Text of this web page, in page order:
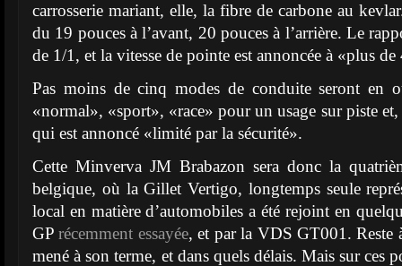
carrosserie mariant, elle, la fibre de carbone au
du 19 pouces à l’avant, 20 pouces à l’arrière. Le
de 1/1, et la vitesse de pointe est annoncée à «plus
Pas moins de cinq modes de conduite seront en
«normal», «sport», «race» pour un usage sur piste
qui est annoncé «limité par la sécurité».
Cette Minverva JM Brabazon sera donc la
belgique, où la Gillet Vertigo, longtemps seule
local en matière d’automobiles a été rejoint en
GPrécemment essayée, et par la VDS GT001. Reste
mené à son terme, et dans quels délais. Mais sur ces